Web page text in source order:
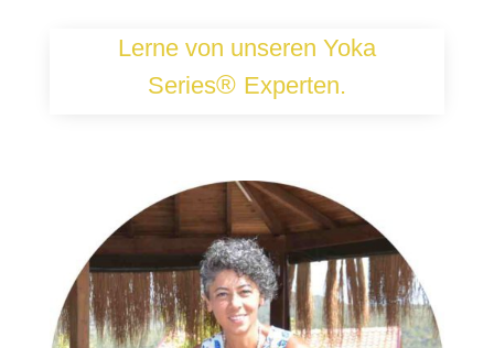
Lerne von unseren Yoka
Series® Experten.